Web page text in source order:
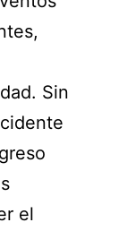
Sin
el